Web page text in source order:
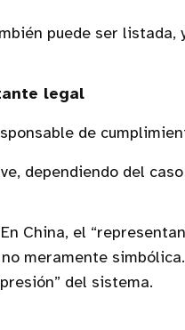
puede ser
legal
de
dependiendo del caso
En China, el
meramente
del sistema.